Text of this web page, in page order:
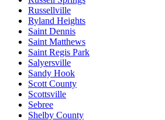
Russellville
Ryland Heights
Saint Dennis
Saint Matthews
Saint Regis Park
Salyersville
Sandy Hook
Scott County
Scottsville
Sebree
Shelby County